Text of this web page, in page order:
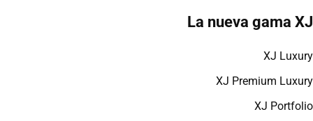
La nueva gama XJ
XJ Luxury
XJ Premium Luxury
XJ Portfolio